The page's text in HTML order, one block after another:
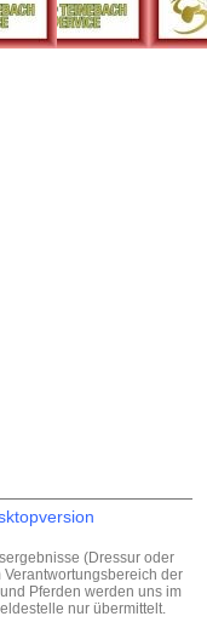
(Dressur oder
der
Pferden werden uns im
nur übermittelt.